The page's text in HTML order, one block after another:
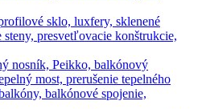
sklo, luxfery, sklenené
presvetľovacie konštrukcie,
nosník, Peikko, balkónový
most, prerušenie tepelného
balkónové spojenie,